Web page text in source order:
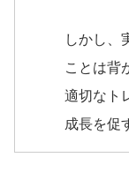
しかし、
ことは背
適切なト
成長を促